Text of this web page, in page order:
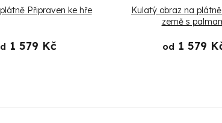
Připraven ke hře
1 579 Kč
Kulatý obraz na
země s
od 1 579